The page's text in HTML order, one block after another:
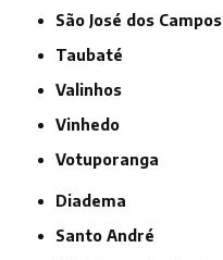
São José dos Campos
Taubaté
Valinhos
Vinhedo
Votuporanga
Diadema
Santo André